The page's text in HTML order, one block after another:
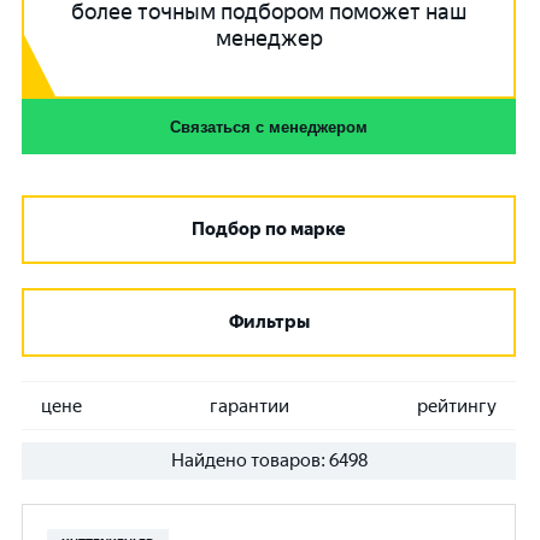
более точным подбором поможет наш
менеджер
Связаться с менеджером
Подбор по марке
Фильтры
цене гарантии рейтингу
Найдено товаров: 6498